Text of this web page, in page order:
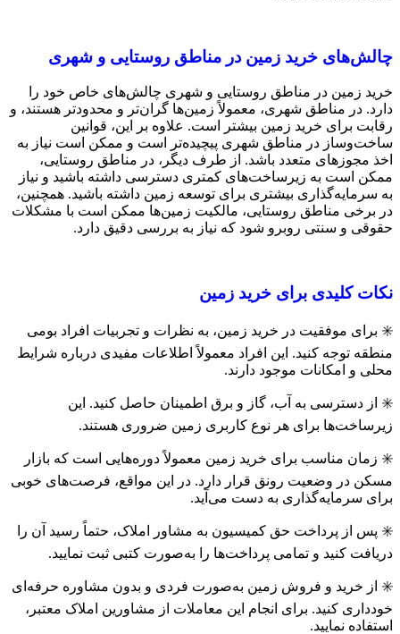
چالش‌های خرید زمین در مناطق روستایی و شهری
خرید زمین در مناطق روستایی و شهری چالش‌های خاص خود را
دارد. در مناطق شهری، معمولاً زمین‌ها گران‌تر و محدودتر هستند، و
رقابت برای خرید زمین بیشتر است. علاوه بر این، قوانین
ساخت‌وساز در مناطق شهری پیچیده‌تر است و ممکن است نیاز به
اخذ مجوزهای متعدد باشد. از طرف دیگر، در مناطق روستایی،
ممکن است به زیرساخت‌های کمتری دسترسی داشته باشید و نیاز
به سرمایه‌گذاری بیشتری برای توسعه زمین داشته باشید. همچنین،
در برخی مناطق روستایی، مالکیت زمین‌ها ممکن است با مشکلات
حقوقی و سنتی روبرو شود که نیاز به بررسی دقیق دارد.
نکات کلیدی برای خرید زمین
✳️ برای موفقیت در خرید زمین، به نظرات و تجربیات افراد بومی
منطقه توجه کنید. این افراد معمولاً اطلاعات مفیدی درباره شرایط
محلی و امکانات موجود دارند.
✳️ از دسترسی به آب، گاز و برق اطمینان حاصل کنید. این
زیرساخت‌ها برای هر نوع کاربری زمین ضروری هستند.
✳️ زمان مناسب برای خرید زمین معمولاً دوره‌هایی است که بازار
مسکن در وضعیت رونق قرار دارد. در این مواقع، فرصت‌های خوبی
برای سرمایه‌گذاری به دست می‌آید.
✳️ پس از پرداخت حق کمیسیون به مشاور املاک، حتماً رسید آن را
دریافت کنید و تمامی پرداخت‌ها را به‌صورت کتبی ثبت نمایید.
✳️ از خرید و فروش زمین به‌صورت فردی و بدون مشاوره حرفه‌ای
خودداری کنید. برای انجام این معاملات از مشاورین املاک معتبر،
استفاده نمایید.